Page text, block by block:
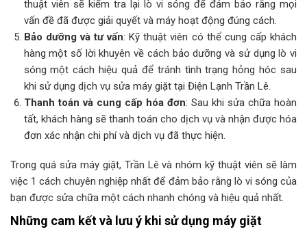
thuật viên sẽ kiểm tra lại lò vi sóng để đảm bảo rằng mọi
vấn đề đã được giải quyết và máy hoạt động đúng cách.
Bảo dưỡng và tư vấn: Kỹ thuật viên có thể cung cấp khách
hàng một số lời khuyên về cách bảo dưỡng và sử dụng lò vi
sóng một cách hiệu quả để tránh tình trạng hỏng hóc sau
khi sử dụng dịch vụ sửa máy giặt tại Điện Lạnh Trần Lê.
Thanh toán và cung cấp hóa đơn: Sau khi sửa chữa hoàn
tất, khách hàng sẽ thanh toán cho dịch vụ và nhận được hóa
đơn xác nhận chi phí và dịch vụ đã thực hiện.
Trong quá sửa máy giặt, Trần Lê và nhóm kỹ thuật viên sẽ làm
việc 1 cách chuyên nghiệp nhất để đảm bảo rằng lò vi sóng của
bạn được sửa chữa một cách nhanh chóng và hiệu quả nhất.
Những cam kết và lưu ý khi sử dụng máy giặt